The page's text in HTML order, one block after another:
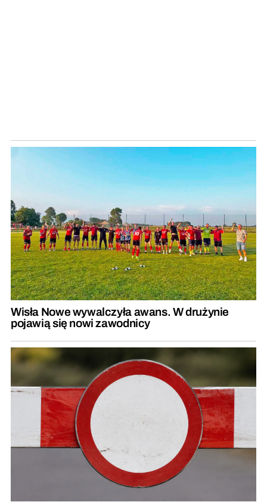
Wisła Nowe wywalczyła awans. W drużynie
pojawią się nowi zawodnicy